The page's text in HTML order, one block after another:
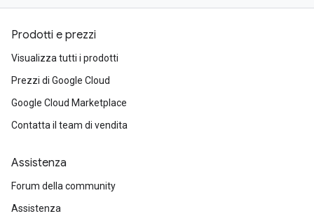
Prodotti e prezzi
Visualizza tutti i prodotti
Prezzi di Google Cloud
Google Cloud Marketplace
Contatta il team di vendita
Assistenza
Forum della community
Assistenza